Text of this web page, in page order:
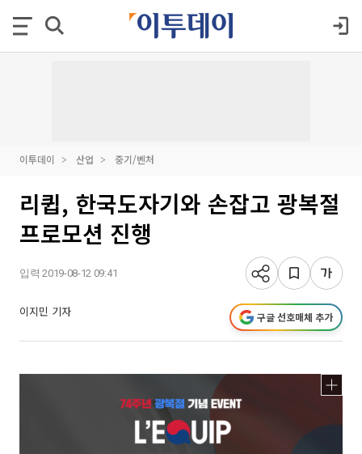
이투데이 산업 중기/벤처
리큅, 한국도자기와 손잡고 광복절
프로모션 진행
입력 2019-08-12 09:41
이지민 기자 구글 선호매체 추가